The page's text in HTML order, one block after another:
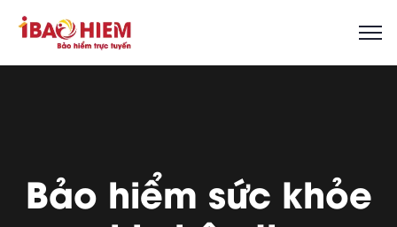
Bảo hiểm sức khỏe